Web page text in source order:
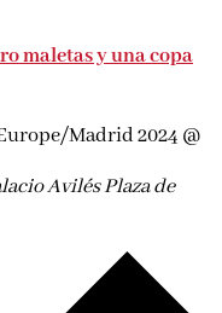
maletas y una copa
Madrid 2024 @
AvilésPlaza de